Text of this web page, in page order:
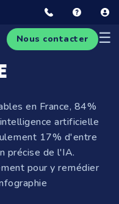
☰
Nous contacter
en France, 84%
artificielle
17% d'entre
précise de l'IA.
pour y remédier